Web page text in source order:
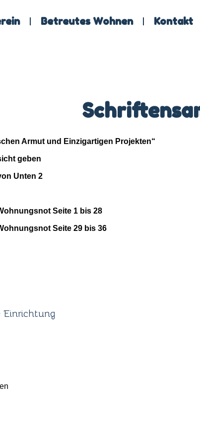
Betreutes Wohnen Kontakt
Armut und Einzigartigen Projekten“
geben
Unten 2
Seite 1 bis 28
Seite 29 bis 36
Einrichtung